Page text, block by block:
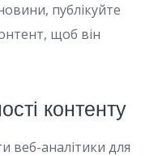
публікуйте
щоб він
контенту
веб-аналітики для